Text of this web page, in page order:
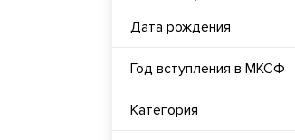
Дата рождения
Год вступления в МКСФ
Категория